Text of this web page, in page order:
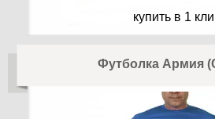
купить в 1
Футболка Армия